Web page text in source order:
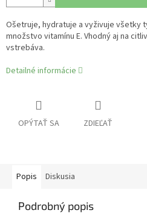
Ošetruje, hydratuje a vyživuje všetky
množstvo vitamínu E. Vhodný aj na
vstrebáva.
Detailné informácie
OPÝTAŤ SA ZDIEĽAŤ
Popis Diskusia
Podrobný popis